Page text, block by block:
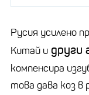
Русия усилено
Китай и други
компенсира
това дава коз в